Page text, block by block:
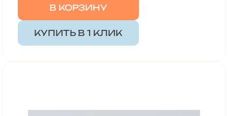
В КОРЗИНУ
КУПИТЬ В 1 КЛИК